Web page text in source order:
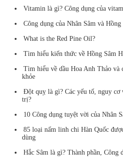
Vitamin là gì? Công dụng của
Công dụng của Nhân Sâm và
What is the Red Pine Oil?
Tìm hiểu kiến thức về Hồng Sâm
Tìm hiểu về dầu Hoa Anh Thảo và
khỏe
Đột quỵ là gì? Các yếu tố, nguy cơ
trị?
10 Công dụng tuyệt vời của Nhân
85 loại nấm linh chi Hàn Quốc
dùng
Hắc Sâm là gì? Thành phần, Công